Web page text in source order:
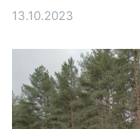
13.10.2023